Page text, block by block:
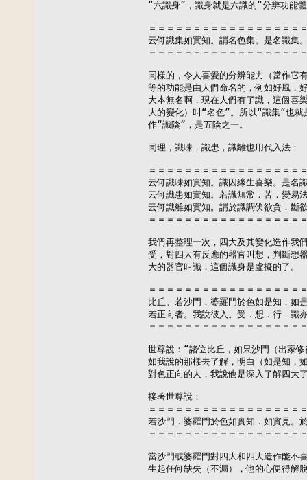
“六識身”，識身就是六識的“分辨功能
＝＝＝＝＝＝＝＝＝＝＝＝＝＝＝＝＝
云何識集如實知。謂名色集。是名識集
＝＝＝＝＝＝＝＝＝＝＝＝＝＝＝＝＝
同樣的，令人喜愛的分辨能力（當作它
等的功能是由人們命名的，例如好風，
大本無名啊，現在人們有了識，這個喜
大的變化）叫“名色”。所以“識集”也
作“識陰”，是五陰之一。
同理，識味，識患，識離也用代入法：
＝＝＝＝＝＝＝＝＝＝＝＝＝＝＝＝＝
云何識味如實知。識因緣生喜樂。是名
云何識患如實知。若識無常．苦．變易
云何識離如實知。謂於識調伏欲貪．斷
＝＝＝＝＝＝＝＝＝＝＝＝＝＝＝＝＝
我們再整理一次，四大及其變化造作我
受，對四大有反應的器官叫想，判斷想
大的器官叫識，這個識身是虛擬的了。
＝＝＝＝＝＝＝＝＝＝＝＝＝＝＝＝＝
比丘。若沙門．婆羅門於色如是知．如
若正向者。我說彼入。受．想．行．識
＝＝＝＝＝＝＝＝＝＝＝＝＝＝＝＝＝
世尊說：“諸位比丘，如果沙門（出家
如我說的那樣去了解，明白（如是知，
對色正向的人，我說他是深入了解四大
接著世尊說：
＝＝＝＝＝＝＝＝＝＝＝＝＝＝＝＝＝
若沙門．婆羅門於色如實知．如實見。
＝＝＝＝＝＝＝＝＝＝＝＝＝＝＝＝＝
當沙門或婆羅門對四大和四大造作能不
生起任何缺失（不漏），他的心便得解